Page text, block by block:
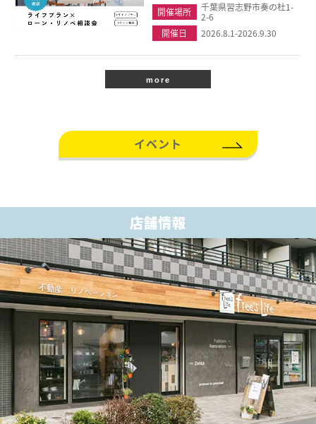
開催場所
千葉県習志野市奏の杜1-
2-6
開催日
2026.8.1-2026.9.30
more
イベント
店舗情報